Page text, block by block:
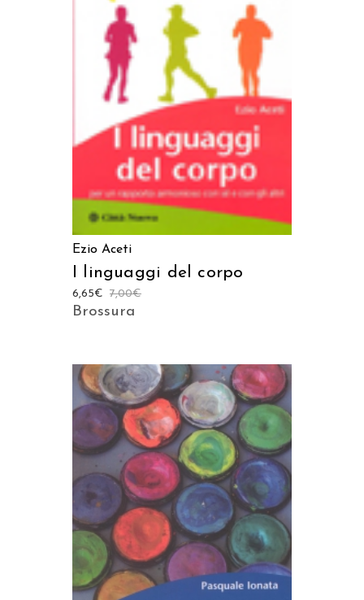
AGGIUNGI AL CARRELLO
Ezio Aceti
I linguaggi del corpo
7,00€
6,65€
Brossura
AGGIUNGI AL CARRELLO